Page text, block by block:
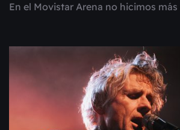
En el Movistar Arena no hicimos